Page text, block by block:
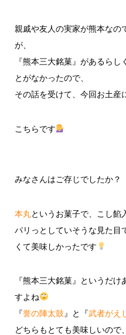
親戚や友人の実家が熊本なの
が、
『熊本三大銘菓』があるら
とがなかったので、
その話を受けて、今回お土産
こちらです
みなさんはご存じでしたか？
本丸というお菓子で、こし餡
パリっとしていそうな見た目
くて美味しかったです
『熊本三大銘菓』というだ
すよね
『誉の陣太鼓』と『武者がえ
どちらもとても美味しいので